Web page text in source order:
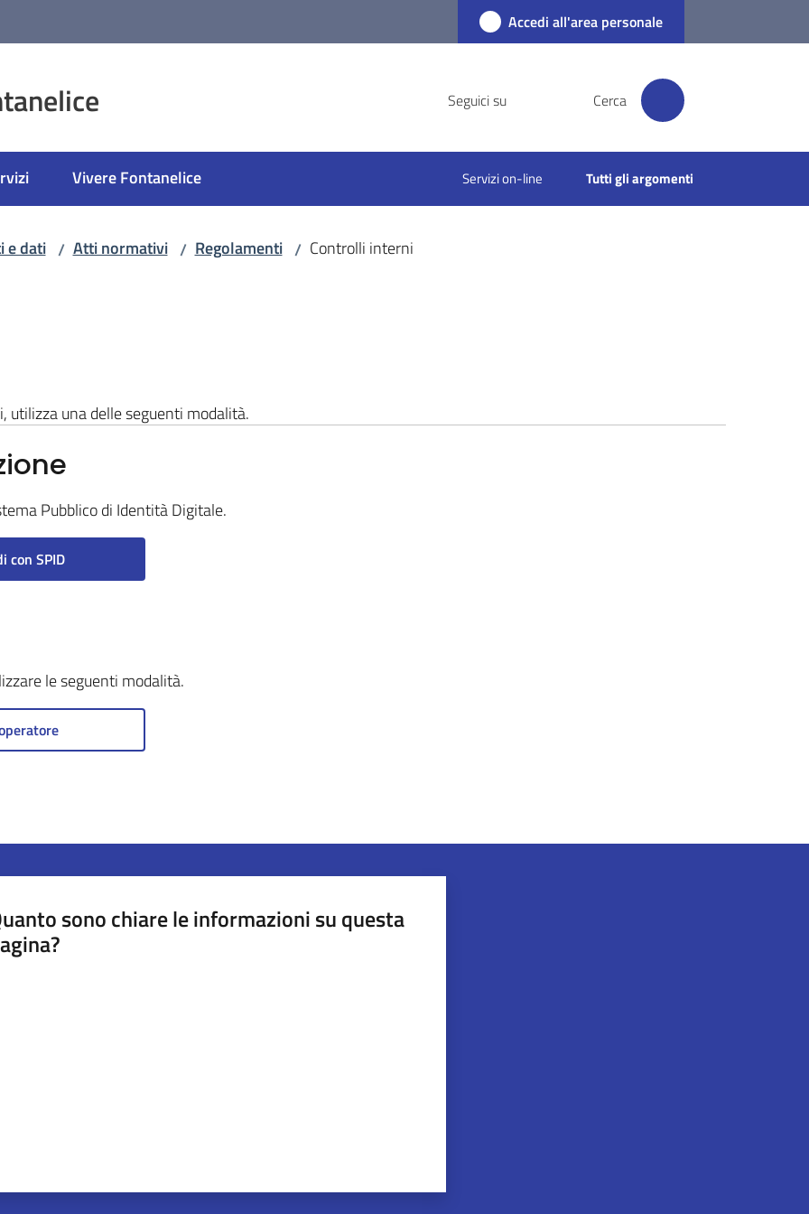
Accedi all'area personale
Seguici su Cerca
Vivere Fontanelice Servizi on-line Tutti gli argomenti
e dati / Atti normativi / Regolamenti / Controlli interni
utilizza una delle seguenti modalità.
Pubblico di Identità Digitale.
con SPID
le seguenti modalità.
sono chiare le informazioni su questa